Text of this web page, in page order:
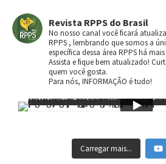
Revista RPPS do Brasil
No nosso canal você ficará
RPPS , lembrando que somos a
específica dessa área RPPS há
Assista e fique bem atualizado!
quem você gosta.
Para nós, INFORMAÇÃO é tudo!
Carregar mais...